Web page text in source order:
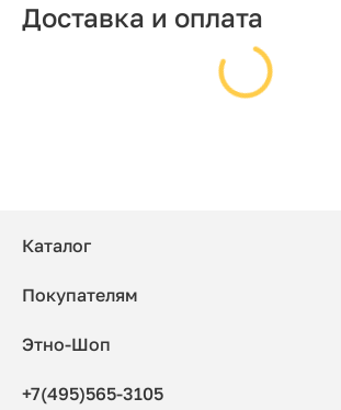
Доставка и оплата
Каталог
Покупателям
Этно-Шоп
+7(495)565-3105